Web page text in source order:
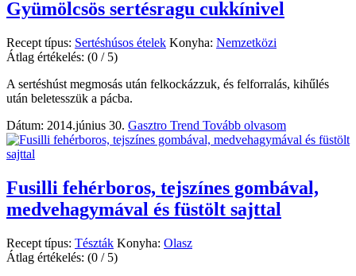
Gyümölcsös sertésragu cukkínivel
Recept típus: Sertéshúsos ételek Konyha: Nemzetközi
Átlag értékelés: (0 / 5)
A sertéshúst megmosás után felkockázzuk, és felforralás, kihűlés
után beletesszük a pácba.
Dátum: 2014.június 30. Gasztro Trend Tovább olvasom
Fusilli fehérboros, tejszínes gombával,
medvehagymával és füstölt sajttal
Recept típus: Tészták Konyha: Olasz
Átlag értékelés: (0 / 5)